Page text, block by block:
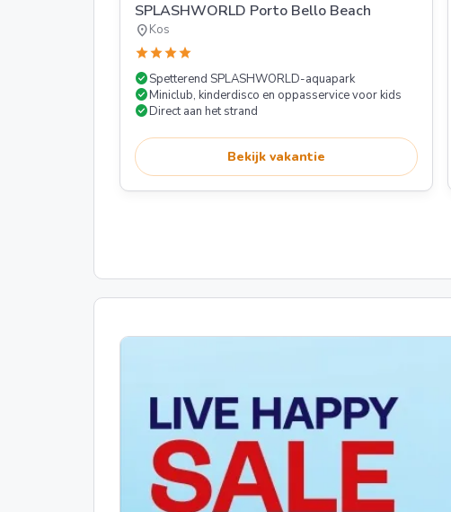
SPLASHWORLD Porto Bello Beach
location_onKos
starstarstarstar
check_circleSpetterend SPLASHWORLD-aquapark
check_circleMiniclub, kinderdisco en oppasservice voor kids
check_circleDirect aan het strand
Bekijk vakantie